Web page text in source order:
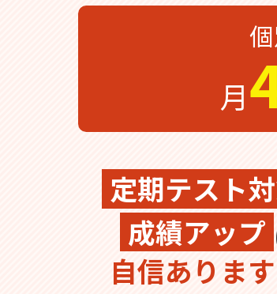
月
定期テスト
成績アップ
自信あります